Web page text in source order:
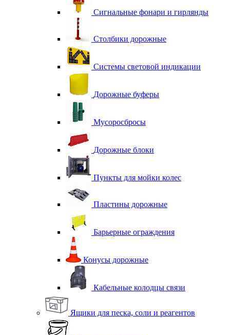
Сигнальные фонари и гирлянды
Столбики дорожные
Системы световой индикации
Дорожные буферы
Мусоросбросы
Дорожные блоки
Пункты для мойки колес
Пластины дорожные
Барьерные ограждения
Конусы дорожные
Кабельные колодцы связи
Ящики для песка, соли и реагентов